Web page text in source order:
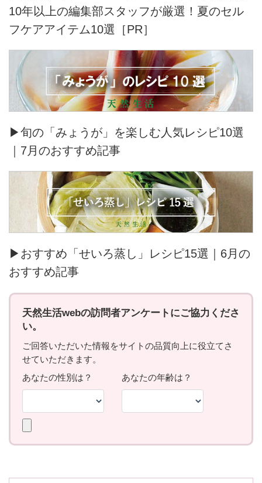
10年以上の編集部スタッフが厳選！夏のセル
フケアアイテム10選［PR］
▶旬の「みょうが」を楽しむ人気レシピ10選
｜7月のおすすめ記事
▶おすすめ「せいろ蒸し」レシピ15選｜6月の
おすすめ記事